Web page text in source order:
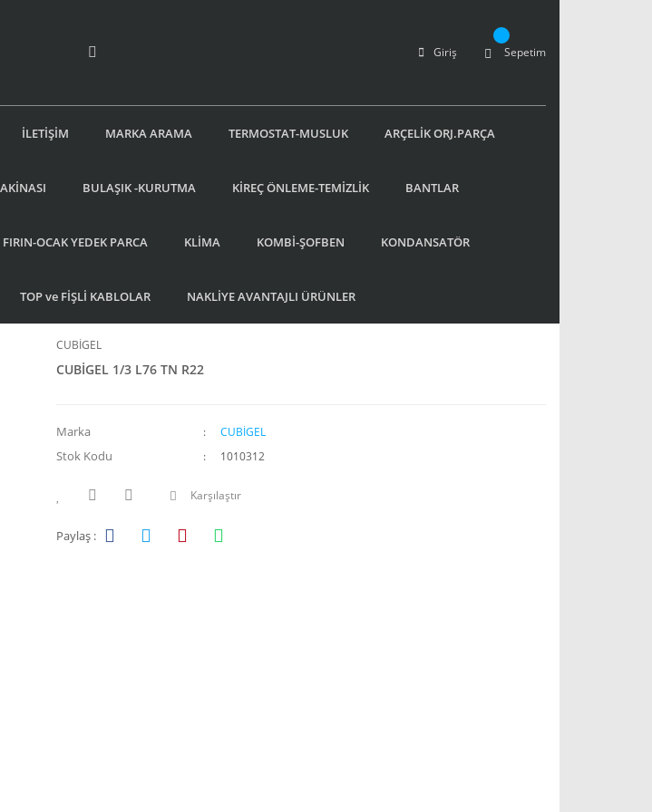
Giriş Sepetim
İLETİŞİM MARKA ARAMA TERMOSTAT-MUSLUK ARÇELİK ORJ.PARÇA
BULAŞIK -KURUTMA KİREÇ ÖNLEME-TEMİZLİK BANTLAR
FIRIN-OCAK YEDEK PARCA KLİMA KOMBİ-ŞOFBEN KONDANSATÖR
TOP ve FİŞLİ KABLOLAR NAKLİYE AVANTAJLI ÜRÜNLER
CUBİGEL
CUBİGEL 1/3 L76 TN R22
Marka CUBİGEL
Stok Kodu 1010312
Karşılaştır
Paylaş :